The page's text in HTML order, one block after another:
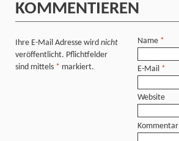
KOMMENTIEREN
Ihre E-Mail Adresse wird nicht
veröffentlicht. Pflichtfelder
sind mittels * markiert.
Name *
E-Mail *
Website
Kommentar